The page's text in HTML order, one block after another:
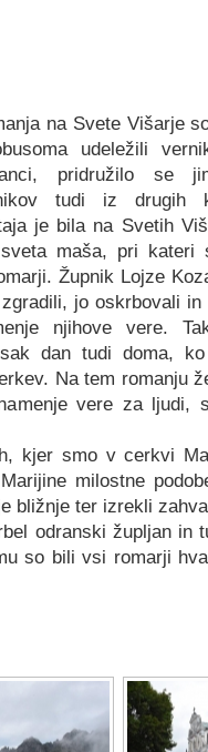
na Svete Višarje
udeležili
pridružilo se
tudi iz drugih
je bila na Svetih
maša, pri kateri
Župnik Lojze
jo oskrbovali in
njihove vere.
dan tudi doma,
Na tem romanju
vere za ljudi,
kjer smo v cerkvi
milostne
bližnje ter izrekli
odranski župljan in
so bili vsi romarji